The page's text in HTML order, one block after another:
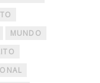
MUNDO